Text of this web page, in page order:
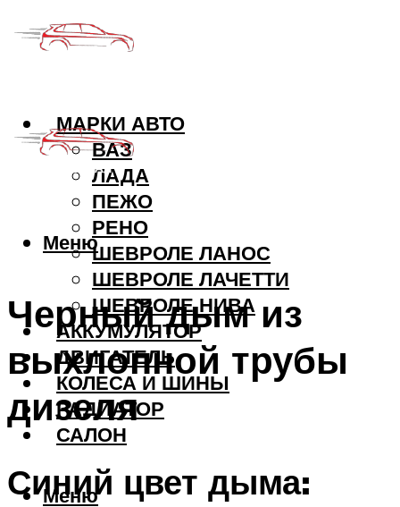
МАРКИ АВТО
ВАЗ
ЛАДА
ПЕЖО
РЕНО
ШЕВРОЛЕ ЛАНОС
ШЕВРОЛЕ ЛАЧЕТТИ
ШЕВРОЛЕ НИВА
АККУМУЛЯТОР
ДВИГАТЕЛЬ
КОЛЕСА И ШИНЫ
РАДИАТОР
САЛОН
Меню
Меню
Черный дым из
выхлопной трубы
дизеля
Синий цвет дыма: